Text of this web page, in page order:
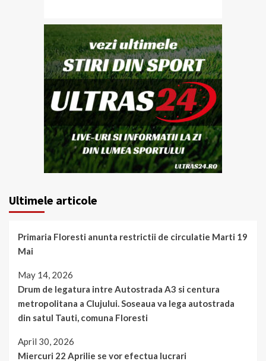
Ultimele articole
Primaria Floresti anunta restrictii de circulatie Marti 19
Mai
May 14, 2026
Drum de legatura intre Autostrada A3 si centura
metropolitana a Clujului. Soseaua va lega autostrada
din satul Tauti, comuna Floresti
April 30, 2026
Miercuri 22 Aprilie se vor efectua lucrari